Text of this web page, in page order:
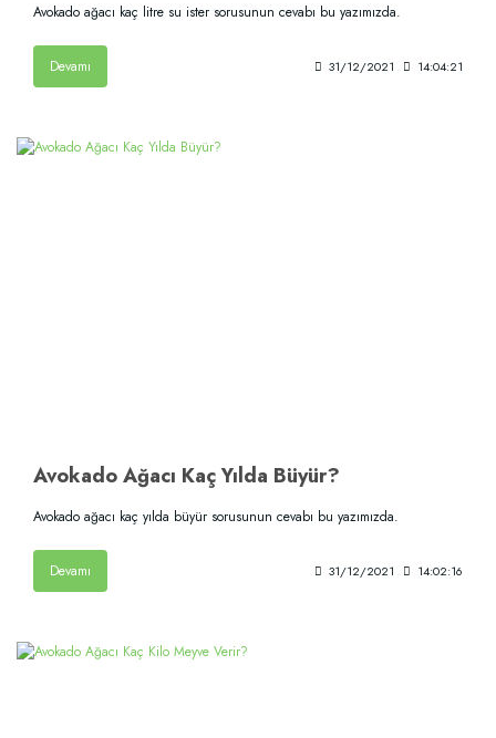
Avokado ağacı kaç litre su ister sorusunun cevabı bu yazımızda.
Devamı 31/12/2021 14:04:21
Avokado Ağacı Kaç Yılda Büyür?
Avokado ağacı kaç yılda büyür sorusunun cevabı bu yazımızda.
Devamı 31/12/2021 14:02:16